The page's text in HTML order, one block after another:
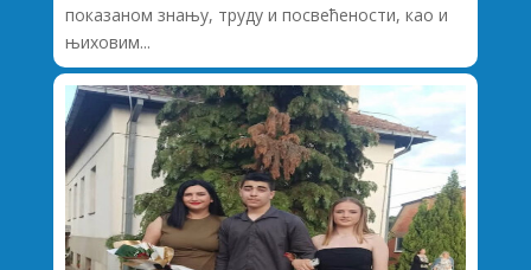
показаном знању, труду и посвећености, као и
њиховим...